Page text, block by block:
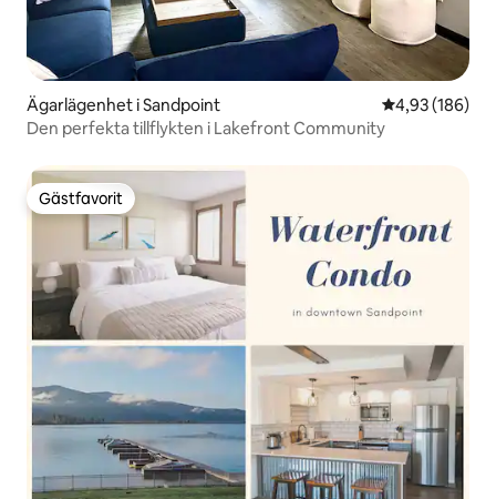
Ägarlägenhet i Sandpoint 4,93 av 5 i
4,93 (186)
Den perfekta tillflykten i Lakefront Community
Gästfavorit
Gästfavorit